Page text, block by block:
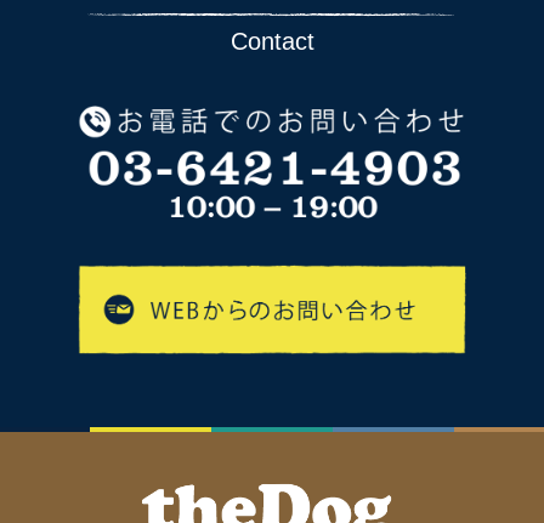
Contact